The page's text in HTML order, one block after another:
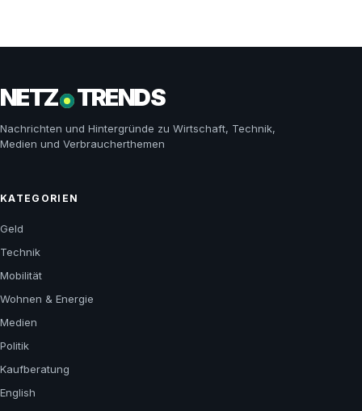
NETZ TRENDS
Nachrichten und Hintergründe zu Wirtschaft, Technik,
Medien und Verbraucherthemen
KATEGORIEN
Geld
Technik
Mobilität
Wohnen & Energie
Medien
Politik
Kaufberatung
English